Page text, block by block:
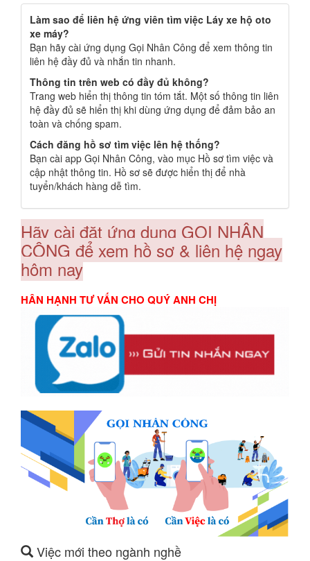
Làm sao để liên hệ ứng viên tìm việc Láy xe hộ oto
xe máy?
Bạn hãy cài ứng dụng Gọi Nhân Công để xem thông tin
liên hệ đầy đủ và nhắn tin nhanh.
Thông tin trên web có đầy đủ không?
Trang web hiển thị thông tin tóm tắt. Một số thông tin liên
hệ đầy đủ sẽ hiển thị khi dùng ứng dụng để đảm bảo an
toàn và chống spam.
Cách đăng hồ sơ tìm việc lên hệ thống?
Bạn cài app Gọi Nhân Công, vào mục Hồ sơ tìm việc và
cập nhật thông tin. Hồ sơ sẽ được hiển thị để nhà
tuyển/khách hàng dễ tìm.
Hãy cài đặt ứng dụng GỌI NHÂN
CÔNG để xem hồ sơ & liên hệ ngay
hôm nay
HÂN HẠNH TƯ VẤN CHO QUÝ ANH CHỊ
Việc mới theo ngành nghề